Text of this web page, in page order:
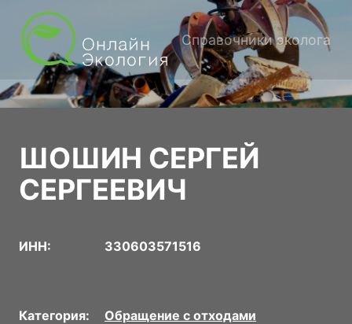
Справочники эколога
ШОШИН СЕРГЕЙ
СЕРГЕЕВИЧ
ИНН: 330603571516
Категория:
Обращение с отходами